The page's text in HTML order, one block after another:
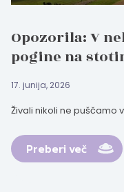
Opozorila: V
pogine na
17. junija, 2026
Živali nikoli ne puščamo
Preberi več